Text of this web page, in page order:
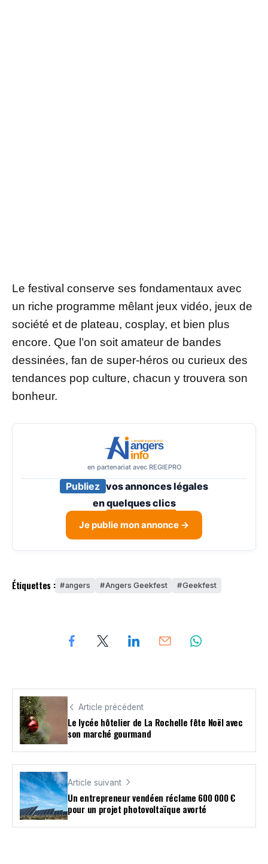
Le festival conserve ses fondamentaux avec
un riche programme mêlant jeux vidéo, jeux de
société et de plateau, cosplay, et bien plus
encore. Que l’on soit amateur de bandes
dessinées, fan de super-héros ou curieux des
tendances pop culture, chacun y trouvera son
bonheur.
en partenariat avec REGIEPRO
Publiez vos annonces légales
enquelques clics
Je publie mon annonce →
Étiquettes : angers Angers Geekfest Geekfest
Article précédent
Le lycée hôtelier de La Rochelle fête Noël avec
son marché gourmand
Article suivant
Un entrepreneur vendéen réclame 600 000 €
pour un projet photovoltaïque avorté